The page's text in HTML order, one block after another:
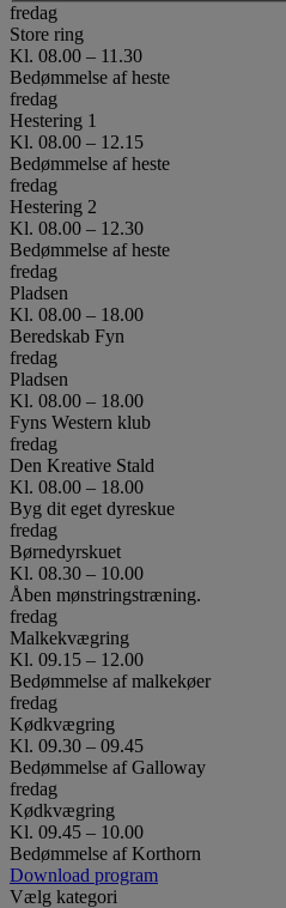
fredag
Store ring
Kl. 08.00 – 11.30
Bedømmelse af heste
fredag
Hestering 1
Kl. 08.00 – 12.15
Bedømmelse af heste
fredag
Hestering 2
Kl. 08.00 – 12.30
Bedømmelse af heste
fredag
Pladsen
Kl. 08.00 – 18.00
Beredskab Fyn
fredag
Pladsen
Kl. 08.00 – 18.00
Fyns Western klub
fredag
Den Kreative Stald
Kl. 08.00 – 18.00
Byg dit eget dyreskue
fredag
Børnedyrskuet
Kl. 08.30 – 10.00
Åben mønstringstræning.
fredag
Malkekvægring
Kl. 09.15 – 12.00
Bedømmelse af malkekøer
fredag
Kødkvægring
Kl. 09.30 – 09.45
Bedømmelse af Galloway
fredag
Kødkvægring
Kl. 09.45 – 10.00
Bedømmelse af Korthorn
Download program
Vælg kategori